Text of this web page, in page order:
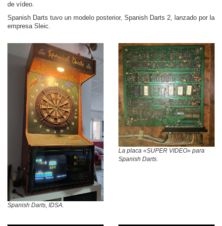
de vídeo.
Spanish Darts tuvo un modelo posterior, Spanish Darts 2, lanzado por la
empresa Sleic.
Spanish Darts, IDSA.
La placa «SUPER VIDEO» para
Spanish Darts.